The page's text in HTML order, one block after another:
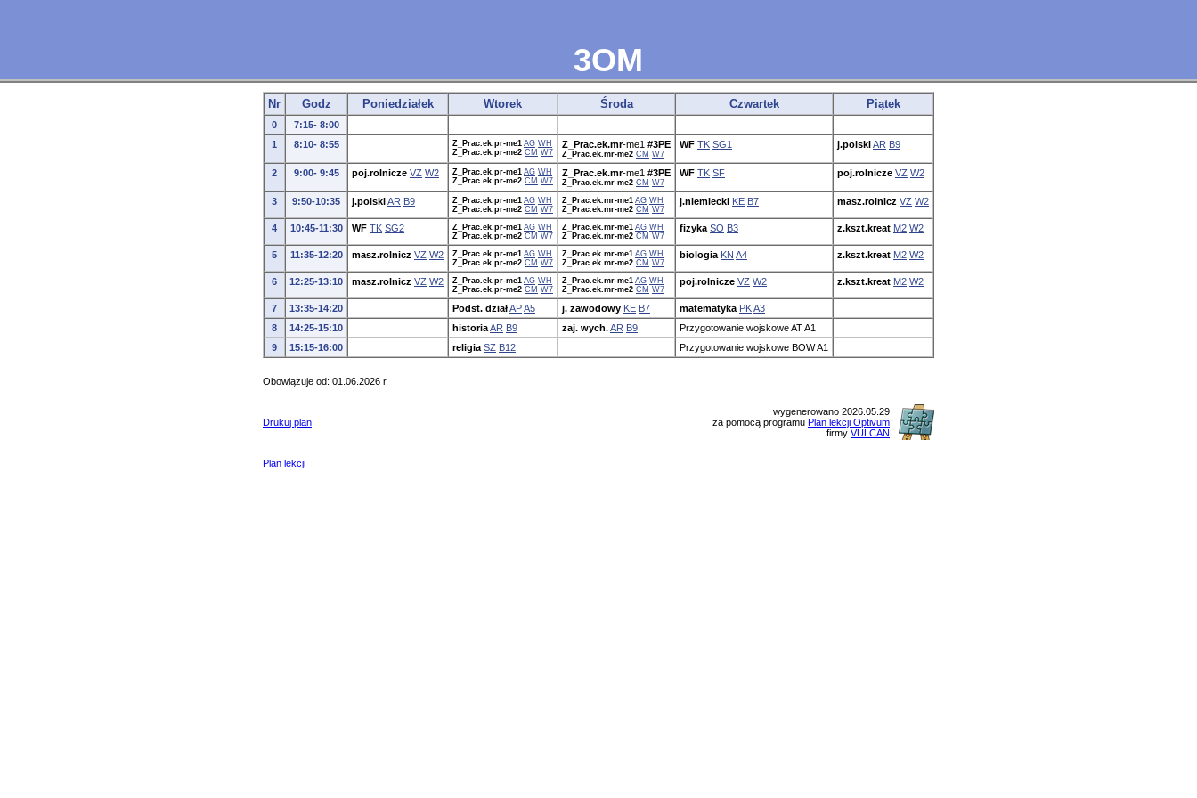
3OM
Nr Godz Poniedziałek Wtorek Środa Czwartek Piątek
0
7:15- 8:00
1
8:10- 8:55 Z_Prac.ek.pr-me1 AG WH
Z_Prac.ek.pr-me2 CM W7
Z_Prac.ek.mr-me1 #3PE
Z_Prac.ek.mr-me2 CM W7
WF TK SG1 j.polskiAR B9
2 9:00- 9:45 poj.rolnicze VZ W2 Z_Prac.ek.pr-me1 AG WH
Z_Prac.ek.pr-me2 CM W7
Z_Prac.ek.mr-me1 #3PE
Z_Prac.ek.mr-me2 CM W7
WF TK SF poj.rolnicze VZ W2
3 9:50-10:35 j.polskiAR B9 Z_Prac.ek.pr-me1 AG WH
Z_Prac.ek.pr-me2 CM W7
Z_Prac.ek.mr-me1 AG WH
Z_Prac.ek.mr-me2 CM W7
j.niemiecki KE B7 masz.rolnicz VZ W2
4 10:45-11:30 WF TK SG2 Z_Prac.ek.pr-me1 AG WH
Z_Prac.ek.pr-me2 CM W7
Z_Prac.ek.mr-me1 AG WH
Z_Prac.ek.mr-me2 CM W7
fizyka SO B3 z.kszt.kreat M2 W2
5 11:35-12:20 masz.rolnicz VZ W2 Z_Prac.ek.pr-me1 AG WH
Z_Prac.ek.pr-me2 CM W7
Z_Prac.ek.mr-me1 AG WH
Z_Prac.ek.mr-me2 CM W7
biologia KN A4 z.kszt.kreat M2 W2
6 12:25-13:10 masz.rolnicz VZ W2 Z_Prac.ek.pr-me1 AG WH
Z_Prac.ek.pr-me2 CM W7
Z_Prac.ek.mr-me1 AG WH
Z_Prac.ek.mr-me2 CM W7
poj.rolnicze VZ W2 z.kszt.kreat M2 W2
7 13:35-14:20 Podst. działAPA5 j. zawodowy KE B7 matematyka PKA3
8
14:25-15:10 historiaAR B9 zaj. wych.AR B9
Przygotowanie wojskowe AT A1
9
15:15-16:00 religia SZ B12 Przygotowanie wojskowe BOW A1
Obowiązuje od: 01.06.2026 r.
Drukuj plan
wygenerowano 2026.05.29
za pomocą programu Plan lekcji Optivum
firmy VULCAN
Plan lekcji